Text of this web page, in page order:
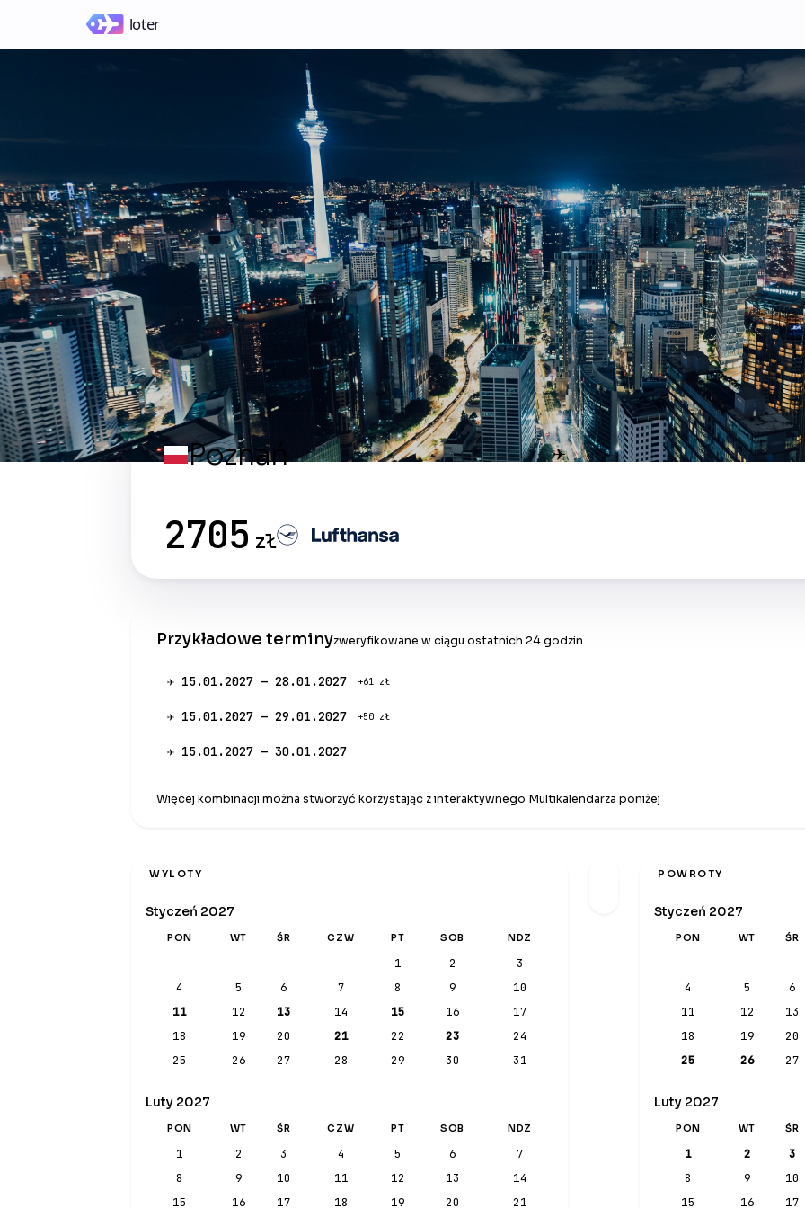
Poznań ✈
2705 zł
Przykładowe terminyzweryfikowane w ciągu ostatnich 24 godzin
✈ 15.01.2027 — 28.01.2027 +61 zł
✈ 15.01.2027 — 29.01.2027 +50 zł
✈ 15.01.2027 — 30.01.2027
Więcej kombinacji można stworzyć korzystając z interaktywnego Multikalendarza poniżej
WYLOTY
Styczeń 2027
PON WT ŚR CZW PT SOB NDZ
1 2
3
4
5 6 7 8 9
10
11
12 13 14 15 16
17
18
19 20 21 22 23
24
25
26 27 28 29 30 31
Luty 2027
PON WT ŚR CZW PT SOB NDZ
1 2 3 4 5 6
7
8
9 10 11 12 13
14
15
16 17 18 19 20
21
POWROTY
Styczeń 2027
PON WT ŚR
4
5 6
11
12 13
18
19 20
25
26 27
Luty 2027
PON WT ŚR
1 2 3
8
9 10
15
16 17